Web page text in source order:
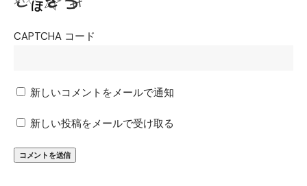
CAPTCHA コード
新しいコメントをメールで通知
新しい投稿をメールで受け取る